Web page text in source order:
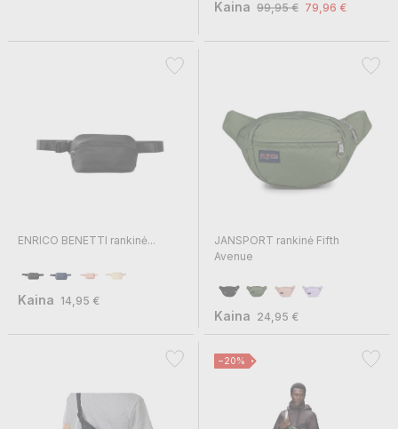
Kaina 99,95 € 79,96 €
ENRICO BENETTI rankinė...
Kaina 14,95 €
JANSPORT rankinė Fifth
Avenue
Kaina 24,95 €
−20%